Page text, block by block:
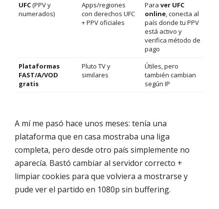
UFC(PPV y
numerados)
Apps/regiones
con derechos UFC
+ PPV oficiales
Para ver UFC
online, conecta al
país donde tu PPV
está activo y
verifica método de
pago
Plataformas
FAST/A/VOD
gratis
Pluto TV y
similares
Útiles, pero
también cambian
según IP
A mí me pasó hace unos meses: tenía una
plataforma que en casa mostraba una liga
completa, pero desde otro país simplemente no
aparecía. Bastó cambiar al servidor correcto +
limpiar cookies para que volviera a mostrarse y
pude ver el partido en 1080p sin buffering.